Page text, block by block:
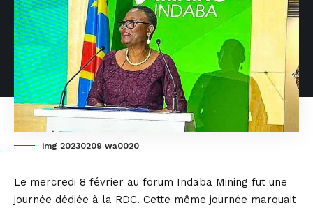
img 20230209 wa0020
Le mercredi 8 février au forum Indaba Mining fut une
journée dédiée à la RDC. Cette même journée marquait